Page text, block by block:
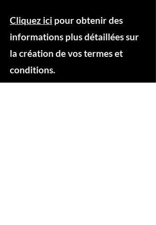
Cliquez ici pour obtenir des
informations plus détaillées sur
la création de vos termes et
conditions.